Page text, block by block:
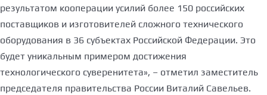
результатом кооперации усилий более 150 российских
поставщиков и изготовителей сложного технического
оборудования в 36 субъектах Российской Федерации. Это
будет уникальным примером достижения
технологического суверенитета», – отметил заместитель
председателя правительства России Виталий Савельев.